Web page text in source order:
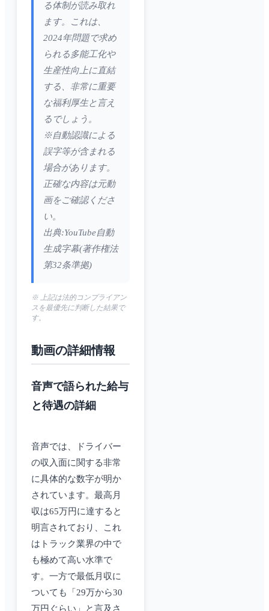
る体制が読み取れ
ます。これは、
2024年問題で求め
られる多能工化や
生産性向上に直結
する、非常に重要
な福利厚生と言え
るでしょう。
※自動認識による
誤字等が含まれる
場合があります。
正確な内容は元動
画をご確認くださ
い。
出典:YouTube自動
生成字幕(著作権法
第32条準拠)
※ 上記は法的コンプライアン
スを最優先に判断した結果で
す。
動画の詳細情報
音声で語られた給与
と待遇の詳細
音声では、ドライバー
の収入面に関する非常
に具体的な数字が明か
されています。最高月
収は65万円に達すると
明言されており、これ
はトラック業界の中で
も極めて高い水準で
す。一方で最低月収に
ついても「29万から30
万円ぐらい」と言及さ